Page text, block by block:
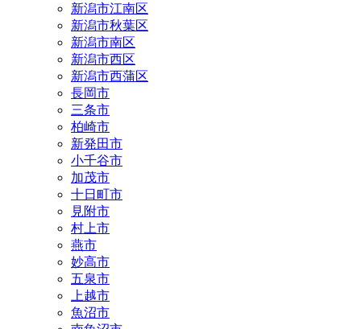
新潟市江南区
新潟市秋葉区
新潟市南区
新潟市西区
新潟市西蒲区
長岡市
三条市
柏崎市
新発田市
小千谷市
加茂市
十日町市
見附市
村上市
燕市
妙高市
五泉市
上越市
魚沼市